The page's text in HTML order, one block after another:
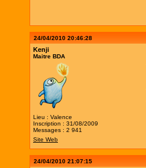
24/04/2010 20:46:28
Kenji
Maitre BDA
Lieu : Valence
Inscription : 31/08/2009
Messages : 2 941
Site Web
24/04/2010 21:07:15